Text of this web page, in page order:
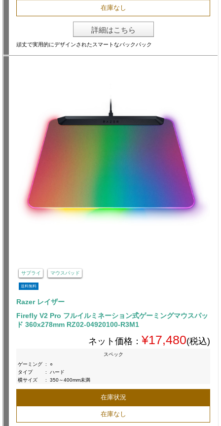
在庫なし
詳細はこちら
頑丈で実用的にデザインされたスマートなバックパック
サプライ マウスパッド
送料無料
Razer レイザー
Firefly V2 Pro フルイルミネーション式ゲーミングマウスパッ
ド 360x278mm RZ02-04920100-R3M1
ネット価格： ¥17,480(税込)
スペック
ゲーミング :
○
タイプ
:
ハード
横サイズ
: 350～400mm未満
在庫状況
在庫なし